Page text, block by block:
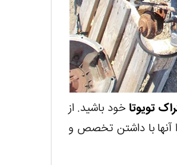
تویوتا خود باشید. از
آنها با داشتن تخصص و